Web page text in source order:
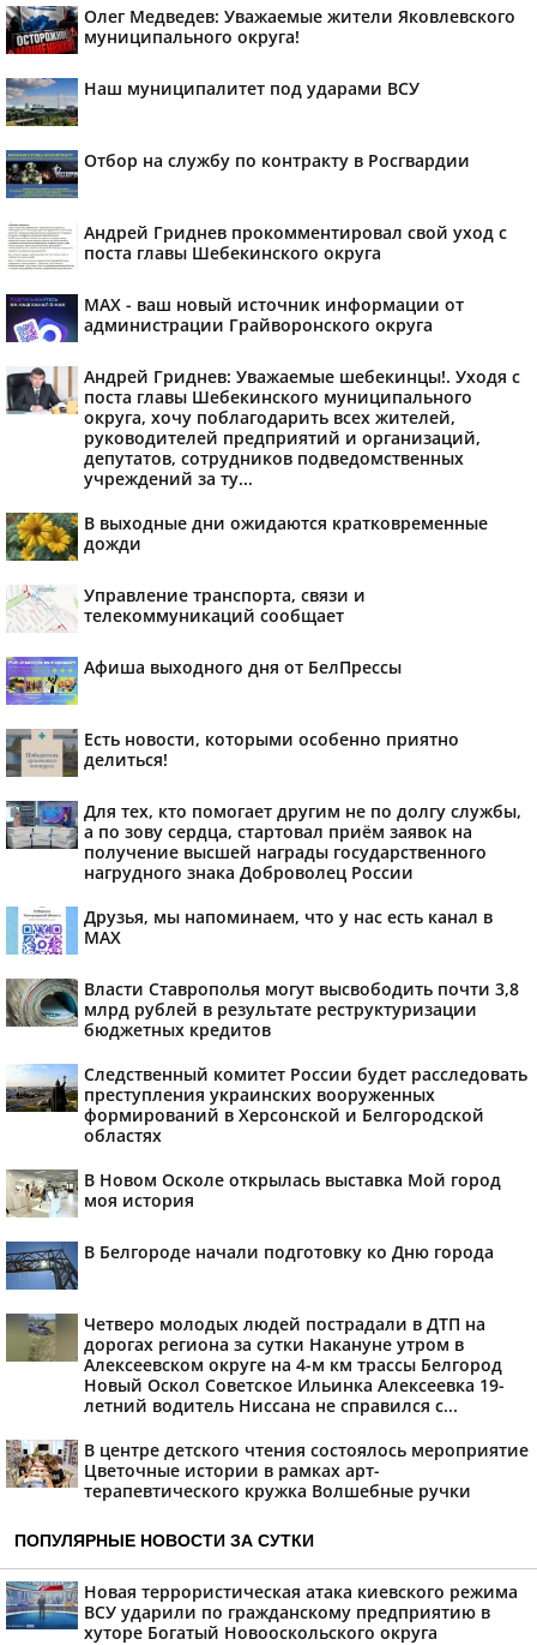
Олег Медведев: Уважаемые жители Яковлевского
муниципального округа!
Наш муниципалитет под ударами ВСУ
Отбор на службу по контракту в Росгвардии
Андрей Гриднев прокомментировал свой уход с
поста главы Шебекинского округа
MAX - ваш новый источник информации от
администрации Грайворонского округа
Андрей Гриднев: Уважаемые шебекинцы!. Уходя с
поста главы Шебекинского муниципального
округа, хочу поблагодарить всех жителей,
руководителей предприятий и организаций,
депутатов, сотрудников подведомственных
учреждений за ту...
В выходные дни ожидаются кратковременные
дожди
Управление транспорта, связи и
телекоммуникаций сообщает
Афиша выходного дня от БелПрессы
Есть новости, которыми особенно приятно
делиться!
Для тех, кто помогает другим не по долгу службы,
а по зову сердца, стартовал приём заявок на
получение высшей награды государственного
нагрудного знака Доброволец России
Друзья, мы напоминаем, что у нас есть канал в
МАХ
Власти Ставрополья могут высвободить почти 3,8
млрд рублей в результате реструктуризации
бюджетных кредитов
Следственный комитет России будет расследовать
преступления украинских вооруженных
формирований в Херсонской и Белгородской
областях
В Новом Осколе открылась выставка Мой город
моя история
В Белгороде начали подготовку ко Дню города
Четверо молодых людей пострадали в ДТП на
дорогах региона за сутки Накануне утром в
Алексеевском округе на 4-м км трассы Белгород
Новый Оскол Советское Ильинка Алексеевка 19-
летний водитель Ниссана не справился с...
В центре детского чтения состоялось мероприятие
Цветочные истории в рамках арт-
терапевтического кружка Волшебные ручки
ПОПУЛЯРНЫЕ НОВОСТИ ЗА СУТКИ
Новая террористическая атака киевского режима
ВСУ ударили по гражданскому предприятию в
хуторе Богатый Новооскольского округа